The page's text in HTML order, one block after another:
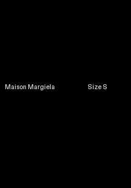
Maison Margiela Size S